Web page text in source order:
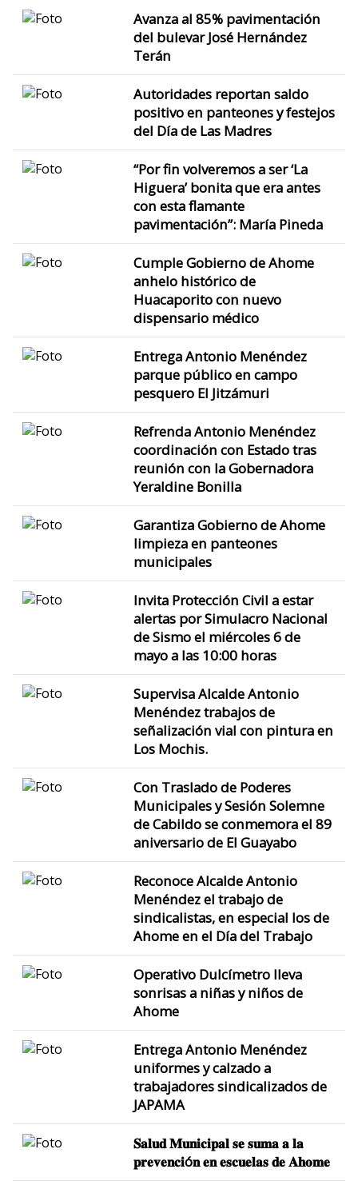
Avanza al 85% pavimentación
del bulevar José Hernández
Terán
Autoridades reportan saldo
positivo en panteones y festejos
del Día de Las Madres
“Por fin volveremos a ser ‘La
Higuera’ bonita que era antes
con esta flamante
pavimentación”: María Pineda
Cumple Gobierno de Ahome
anhelo histórico de
Huacaporito con nuevo
dispensario médico
Entrega Antonio Menéndez
parque público en campo
pesquero El Jitzámuri
Refrenda Antonio Menéndez
coordinación con Estado tras
reunión con la Gobernadora
Yeraldine Bonilla
Garantiza Gobierno de Ahome
limpieza en panteones
municipales
Invita Protección Civil a estar
alertas por Simulacro Nacional
de Sismo el miércoles 6 de
mayo a las 10:00 horas
Supervisa Alcalde Antonio
Menéndez trabajos de
señalización vial con pintura en
Los Mochis.
Con Traslado de Poderes
Municipales y Sesión Solemne
de Cabildo se conmemora el 89
aniversario de El Guayabo
Reconoce Alcalde Antonio
Menéndez el trabajo de
sindicalistas, en especial los de
Ahome en el Día del Trabajo
Operativo Dulcímetro lleva
sonrisas a niñas y niños de
Ahome
Entrega Antonio Menéndez
uniformes y calzado a
trabajadores sindicalizados de
JAPAMA
𝐒𝐚𝐥𝐮𝐝 𝐌𝐮𝐧𝐢𝐜𝐢𝐩𝐚𝐥 𝐬𝐞 𝐬𝐮𝐦𝐚 𝐚 𝐥𝐚
𝐩𝐫𝐞𝐯𝐞𝐧𝐜𝐢ó𝐧 𝐞𝐧 𝐞𝐬𝐜𝐮𝐞𝐥𝐚𝐬 𝐝𝐞 𝐀𝐡𝐨𝐦𝐞